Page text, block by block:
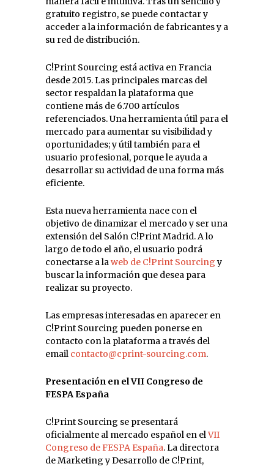
gratuito registro, se puede contactar y
acceder a la información de fabricantes y a
su red de distribución.
C!Print Sourcing está activa en Francia
desde 2015. Las principales marcas del
sector respaldan la plataforma que
contiene más de 6.700 artículos
referenciados. Una herramienta útil para el
mercado para aumentar su visibilidad y
oportunidades; y útil también para el
usuario profesional, porque le ayuda a
desarrollar su actividad de una forma más
eficiente.
Esta nueva herramienta nace con el
objetivo de dinamizar el mercado y ser una
extensión del Salón C!Print Madrid. A lo
largo de todo el año, el usuario podrá
conectarse a laweb de C!Print Sourcingy
buscar la información que desea para
realizar su proyecto.
Las empresas interesadas en aparecer en
C!Print Sourcing pueden ponerse en
contacto con la plataforma a través del
email contacto@cprint-sourcing.com.
Presentación en el VII Congreso de
FESPA España
C!Print Sourcing se presentará
oficialmente al mercado español en elVII
Congreso de FESPA España. La directora
de Marketing y Desarrollo de C!Print,